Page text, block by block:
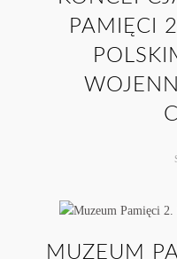
PAMIĘCI
MUZEUM